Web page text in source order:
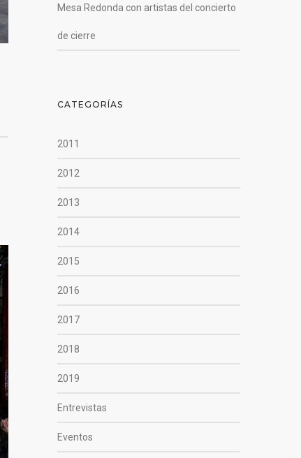
Mesa Redonda con artistas del concierto
de cierre
CATEGORÍAS
2011
2012
2013
2014
2015
2016
2017
2018
2019
Entrevistas
Eventos